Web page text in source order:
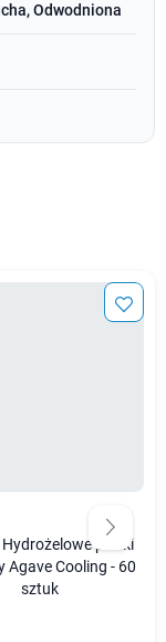
Odwodniona
płatki
Agave Cooling - 60
sztuk